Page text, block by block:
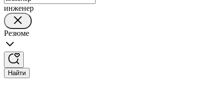
инженер
Резюме
Найти